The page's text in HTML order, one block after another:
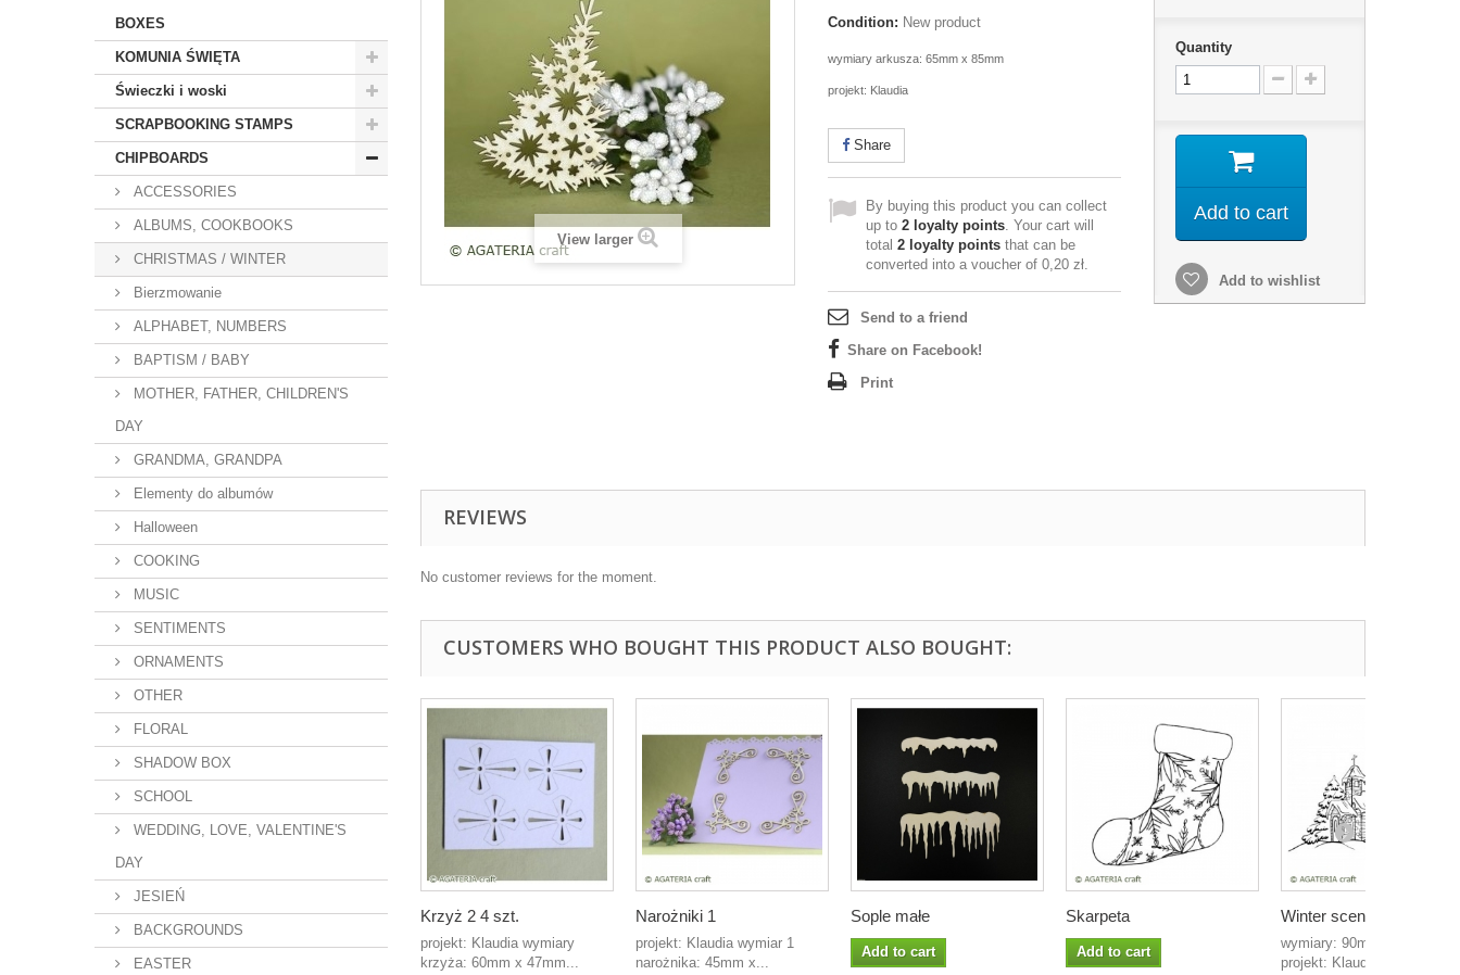
BOXES
KOMUNIA ŚWIĘTA
Świeczki i woski
SCRAPBOOKING STAMPS
CHIPBOARDS
ACCESSORIES
ALBUMS, COOKBOOKS
CHRISTMAS / WINTER
Bierzmowanie
ALPHABET, NUMBERS
BAPTISM / BABY
MOTHER, FATHER, CHILDREN'S
DAY
GRANDMA, GRANDPA
Elementy do albumów
Halloween
COOKING
MUSIC
SENTIMENTS
ORNAMENTS
OTHER
FLORAL
SHADOW BOX
SCHOOL
WEDDING, LOVE, VALENTINE'S
DAY
JESIEŃ
BACKGROUNDS
EASTER
View larger
Condition: New product
wymiary arkusza: 65mm x 85mm
projekt: Klaudia
Share
By buying this product you can collect
up to 2 loyalty points. Your cart will
total 2 loyalty points that can be
converted into a voucher of 0,20 zł.
Send to a friend
Share on Facebook!
Print
Quantity
Add to cart
Add to wishlist
REVIEWS
No customer reviews for the moment.
CUSTOMERS WHO BOUGHT THIS PRODUCT ALSO BOUGHT:
Krzyż 2 4 szt.
projekt: Klaudia wymiary
krzyża: 60mm x 47mm...
Narożniki 1
projekt: Klaudia wymiar 1
narożnika: 45mm x...
Sople małe
Add to cart
Skarpeta
Add to cart
Winter scene...
wymiary: 90mm x 65mm
projekt: Klaudia